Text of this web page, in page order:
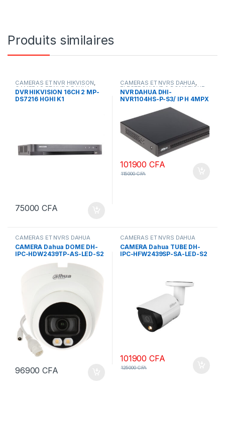
Produits similaires
CAMERAS ET NVR HIKVISON,
CAMERAS ET NVRS DAHUA
DVR HIKVISION 16CH 2 MP-
DS7216 HGHI K1
75000CFA
CAMERAS ET NVRS DAHUA,
ELECTRONIQUE & DOMOTIQUE
NVR DAHUA DHI-
NVR1104HS-P-S3/ IP H 4MPX
4 SORTIES POE (
alimentation POE )
101900CFA
115000CFA
CAMERAS ET NVRS DAHUA
CAMERA Dahua DOME DH-
IPC-HDW2439TP-AS-LED-S2
96900CFA
CAMERAS ET NVRS DAHUA
CAMERA Dahua TUBE DH-
IPC-HFW2439SP-SA-LED-S2
101900CFA
125000CFA